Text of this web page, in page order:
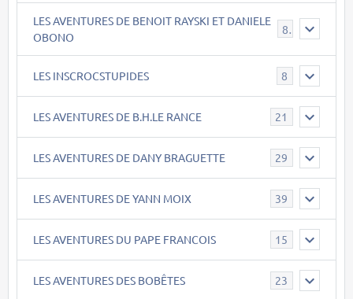
LES AVENTURES DE BENOIT RAYSKI ET DANIELE
OBONO
8
LES INSCROCSTUPIDES 8
LES AVENTURES DE B.H.LE RANCE 21
LES AVENTURES DE DANY BRAGUETTE 29
LES AVENTURES DE YANN MOIX 39
LES AVENTURES DU PAPE FRANCOIS 15
LES AVENTURES DES BOBÊTES 23